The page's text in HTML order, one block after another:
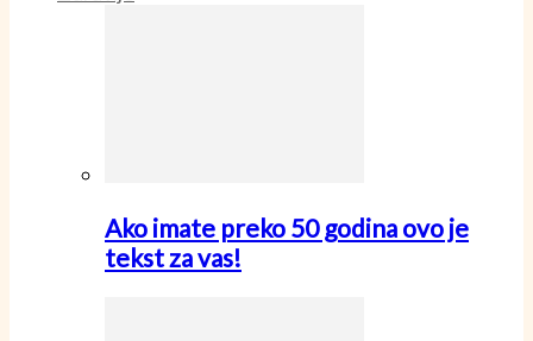
Ako imate preko 50 godina ovo je
tekst za vas!